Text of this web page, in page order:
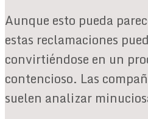
Aunque esto pueda
estas reclamaciones
convirtiéndose en un
contencioso. Las
suelen analizar